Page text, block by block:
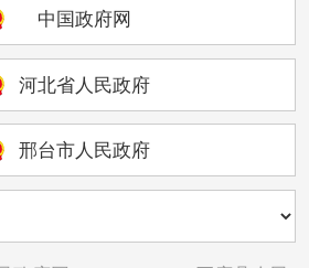
中国政府网
河北省人民政府
邢台市人民政府